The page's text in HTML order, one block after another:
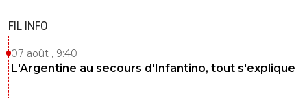
FIL INFO
07 août , 9:40
L'Argentine au secours d'Infantino, tout s'explique